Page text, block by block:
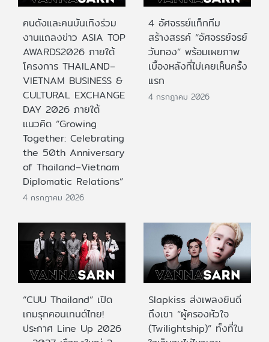
คนดังและคนบันเทิงร่วม
งานแถลงข่าว ASIA TOP
AWARDS2026 ภายใต้
โครงการ THAILAND–
VIETNAM BUSINESS &
CULTURAL EXCHANGE
DAY 2026 ภายใต้
แนวคิด “Growing
Together: Celebrating
the 50th Anniversary
of Thailand–Vietnam
Diplomatic Relations”
4 กรกฎาคม 2026
4 อัศจรรย์แท็กทีม
สร้างสรรค์ “อัศจรรย์จรย์
วันทอง” พร้อมเผยภาพ
เบื้องหลังที่ไม่เคยเห็นครั้ง
แรก
4 กรกฎาคม 2026
“CUU Thailand” เปิด
เกมรุกคอนเทนต์ไทย!
ประกาศ Line Up 2026
Slapkiss ส่งเพลงยินดี
ถึงเขา “ผู้ครองหัวใจ
(Twilightship)” ทั้งที่ใน